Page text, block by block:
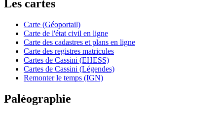
Les cartes
Carte (Géoportail)
Carte de l'état civil en ligne
Carte des cadastres et plans en ligne
Carte des registres matricules
Cartes de Cassini (EHESS)
Cartes de Cassini (Légendes)
Remonter le temps (IGN)
Paléographie